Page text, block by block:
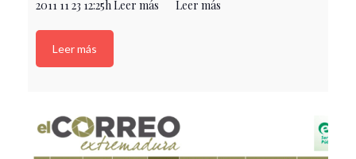
2011 11 23 12:25h Leer más Leer más
Leer más